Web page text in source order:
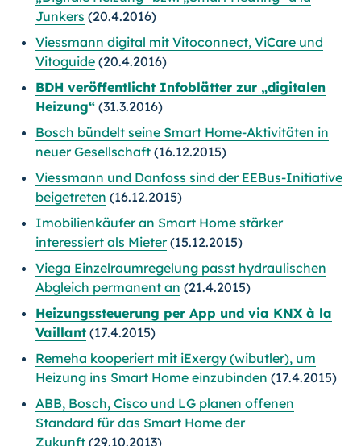
Junkers (20.4.2016)
Viessmann digital mit Vitoconnect, ViCare und
Vitoguide (20.4.2016)
BDH veröffentlicht Infoblätter zur „digitalen
Heizung“ (31.3.2016)
Bosch bündelt seine Smart Home-Aktivitäten in
neuer Gesellschaft (16.12.2015)
Viessmann und Danfoss sind der EEBus-Initiative
beigetreten (16.12.2015)
Imobilienkäufer an Smart Home stärker
interessiert als Mieter(15.12.2015)
Viega Einzelraumregelung passt hydraulischen
Abgleich permanent an (21.4.2015)
Heizungssteuerung per App und via KNX à la
Vaillant (17.4.2015)
Remeha kooperiert mit iExergy (wibutler), um
Heizung ins Smart Home einzubinden (17.4.2015)
ABB, Bosch, Cisco und LG planen offenen
Standard für das Smart Home der
Zukunft (29.10.2013)